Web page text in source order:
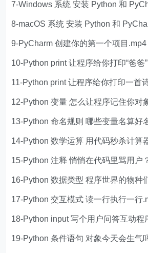
7-Windows 系统 安装 Python 和
8-macOS 系统 安装 Python 和
9-PyCharm 创建你的第一个项目.mp4
10-Python print 让程序给你打印“爸爸
11-Python print 让程序给你打印一首
12-Python 变量 怎么让程序记住你对
13-Python 命名规则 哪些变量名算好
14-Python 数学运算 用代码秒杀计算
15-Python 注释 悄悄在代码里骂用户
16-Python 数据类型 程序世界的物种
17-Python 交互模式 读一行执行一行
18-Python input 写个用户问答互动程
19-Python 条件语句 对象今天会生气